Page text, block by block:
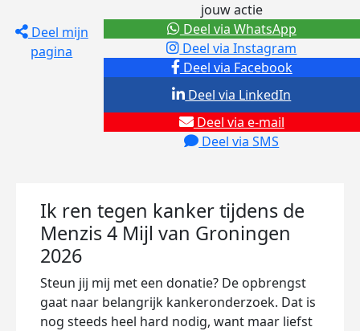
Deel mijn
pagina
jouw actie
Deel via Facebook
Deel via Instagram
Deel via e-mail
Deel via SMS
Deel via LinkedIn
Deel via WhatsApp
Ik ren tegen kanker tijdens de
Menzis 4 Mijl van Groningen
2026
Steun jij mij met een donatie? De opbrengst
gaat naar belangrijk kankeronderzoek. Dat is
nog steeds heel hard nodig, want maar liefst